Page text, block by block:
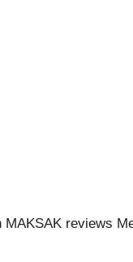
reviews